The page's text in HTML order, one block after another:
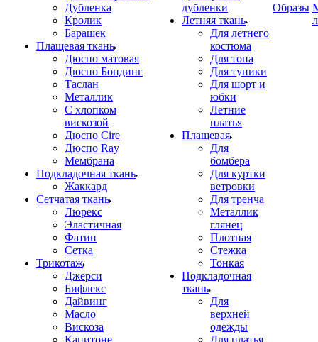
Дубленка
Кролик
Барашек
Плащевая ткань
Дюспо матовая
Дюспо Бондинг
Таслан
Металлик
С хлопком
вискозой
Дюспо Cire
Дюспо Ray
Мембрана
Подкладочная ткань
Жаккард
Сетчатая ткань
Люрекс
Эластичная
Фатин
Сетка
Трикотаж
Джерси
Бифлекс
Дайвинг
Масло
Вискоза
Капитоне
дубленки
Летняя ткань
Для летнего
костюма
Для топа
Для туники
Для шорт и
юбки
Летние
платья
Плащевая
Для
бомбера
Для куртки
ветровки
Для тренча
Металлик
глянец
Плотная
Стежка
Тонкая
Подкладочная
ткань
Для
верхней
одежды
Для платья
Образы